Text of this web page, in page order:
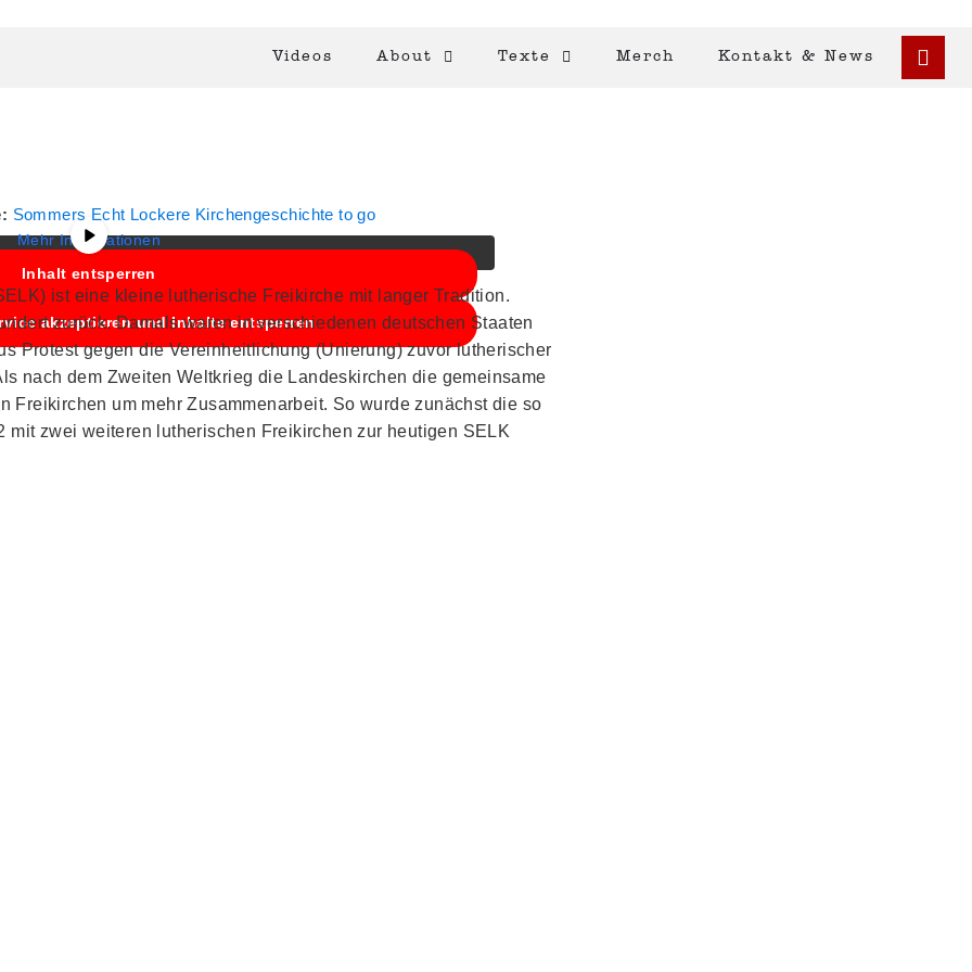
Videos About Texte Merch Kontakt & News
von
Mehr Informationen
Inhalt entsperren
akzeptieren und Inhalte entsperren
Sommers Echt Lockere Kirchengeschichte to go
ist eine kleine lutherische Freikirche mit langer Tradition.
zurück. Damals waren in verschiedenen deutschen Staaten
Protest gegen die Vereinheitlichung (Unierung) zuvor lutherischer
nach dem Zweiten Weltkrieg die Landeskirchen die gemeinsame
Freikirchen um mehr Zusammenarbeit. So wurde zunächst die so
mit zwei weiteren lutherischen Freikirchen zur heutigen SELK